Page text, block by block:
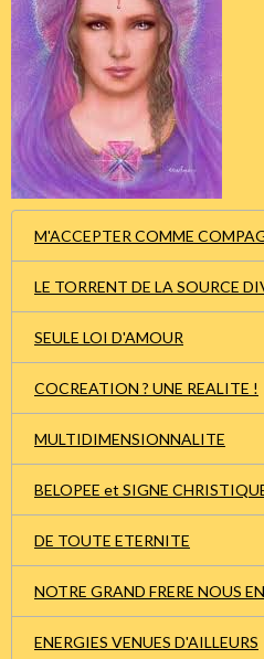
M'ACCEPTER COMME
LE TORRENT DE LA SOURCE
SEULE LOI D'AMOUR
COCREATION ? UNE REALITE !
MULTIDIMENSIONNALITE
BELOPEE et SIGNE
DE TOUTE ETERNITE
NOTRE GRAND FRERE NOUS
ENERGIES VENUES D'AILLEURS